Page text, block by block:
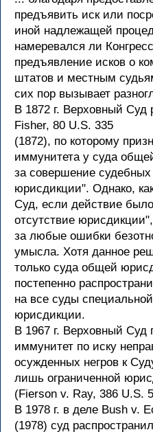
предъявить иск или
иной надлежащей
намеревался ли
предъявление исков о
штатов и местным
сих пор вызывает
В 1872 г. Верховный Суд
Fisher, 80 U.S. 335
(1872), по которому
иммунитета у суда
за совершение
юрисдикции". Однако,
Суд, если действие
отсутствие
за любые ошибки
умысла. Хотя данное
только суда общей
постепенно
на все суды
юрисдикции.
В 1967 г. Верховный Суд
иммунитет по иску
осужденных негров к
лишь ограниченной
(Fierson v. Ray, 386 U.S.
В 1978 г. в деле Bush v.
(1978) суд распространил